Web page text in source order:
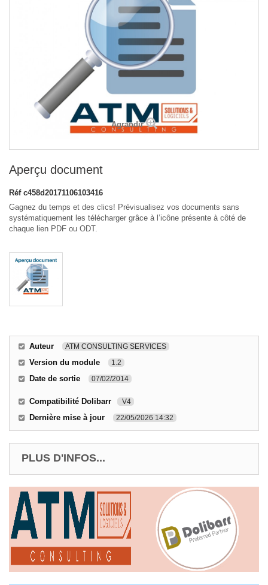
Agrandir
Aperçu document
Réf c458d20171106103416
Gagnez du temps et des clics! Prévisualisez vos documents sans
systématiquement les télécharger grâce à l’icône présente à côté de
chaque lien PDF ou ODT.
Auteur ATM CONSULTING SERVICES
Version du module 1.2
Date de sortie 07/02/2014
Compatibilité Dolibarr V4
Dernière mise à jour 22/05/2026 14:32
PLUS D'INFOS...